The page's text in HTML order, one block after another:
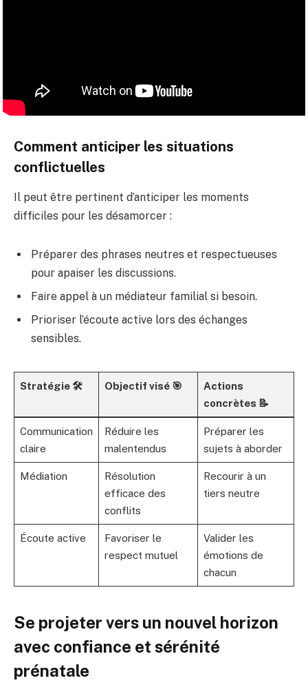
Comment anticiper les situations
conflictuelles
Il peut être pertinent d’anticiper les moments
difficiles pour les désamorcer :
Préparer des phrases neutres et respectueuses
pour apaiser les discussions.
Faire appel à un médiateur familial si besoin.
Prioriser l’écoute active lors des échanges
sensibles.
Stratégie 🛠️ Objectif visé 🎯
Actions
concrètes 📝
Communication
claire
Réduire les
malentendus
Préparer les
sujets à aborder
Médiation
Résolution
efficace des
conflits
Recourir à un
tiers neutre
Écoute active
Favoriser le
respect mutuel
Valider les
émotions de
chacun
Se projeter vers un nouvel horizon
avec confiance et sérénité
prénatale